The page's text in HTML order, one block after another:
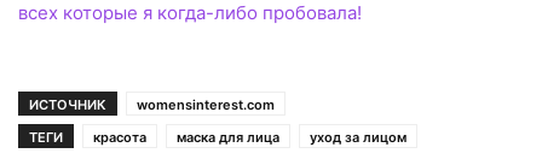
всех которые я когда-либо пробовала!
ИСТОЧНИК
womensinterest.com
ТЕГИ
красота маска для лица уход за лицом